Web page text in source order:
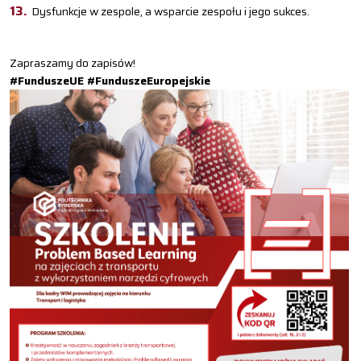
Dysfunkcje w zespole, a wsparcie zespołu i jego sukces.
Zapraszamy do zapisów!
#FunduszeUE #FunduszeEuropejskie